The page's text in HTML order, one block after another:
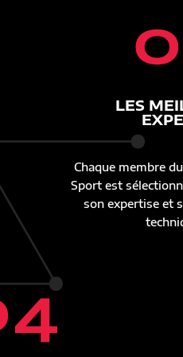
LES
Chaque membre
Sport est
son expertise et